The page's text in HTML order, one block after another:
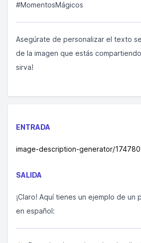
#MomentosMágicos
Asegúrate de personalizar el texto
de la imagen que estás
sirva!
ENTRADA
image-description-generator/
SALIDA
¡Claro! Aquí tienes un ejemplo de un
en español: